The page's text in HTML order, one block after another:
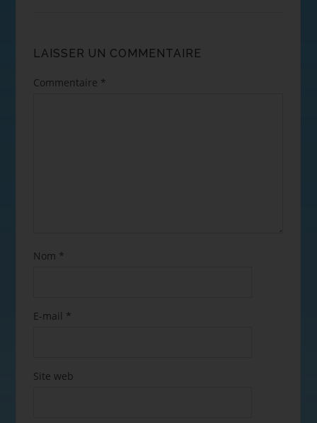
LAISSER UN COMMENTAIRE
Commentaire *
Nom *
E-mail *
Site web